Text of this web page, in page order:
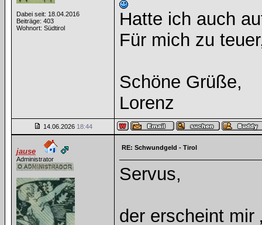
Dabei seit: 18.04.2016
Beiträge: 403
Wohnort: Südtirol
Hatte ich auch
Für mich zu
Schöne Grüße,
Lorenz
14.06.2026 18:44
jause
Administrator
RE: Schwundgeld - Tirol
Servus,
der erscheint mir